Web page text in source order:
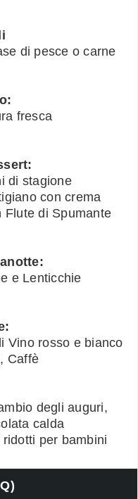
di pesce o carne
fresca
di stagione
con crema
Flute di Spumante
e Lenticchie
Vino rosso e bianco
Caffè
degli auguri,
calda
per bambini